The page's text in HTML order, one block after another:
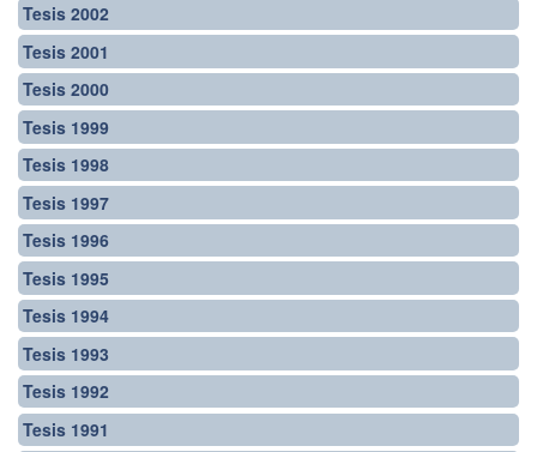
Tesis 2002
Tesis 2001
Tesis 2000
Tesis 1999
Tesis 1998
Tesis 1997
Tesis 1996
Tesis 1995
Tesis 1994
Tesis 1993
Tesis 1992
Tesis 1991